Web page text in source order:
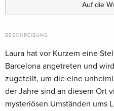
Auf die
BESCHREIBUNG
Laura hat vor Kurzem eine
Barcelona angetreten und
zugeteilt, um die eine
der Jahre sind an diesem Ort
mysteriösen Umständen ums